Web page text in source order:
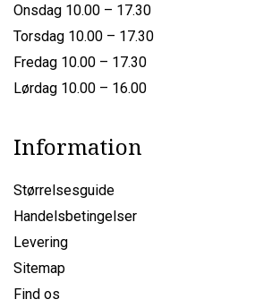
Onsdag 10.00 – 17.30
Torsdag 10.00 – 17.30
Fredag 10.00 – 17.30
Lørdag 10.00 – 16.00
Information
Størrelsesguide
Handelsbetingelser
Levering
Sitemap
Find os